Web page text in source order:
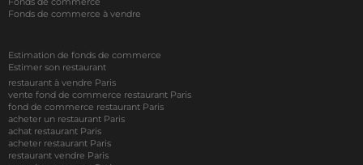
Fonds de commerce à vendre
Estimation de fonds de commerce
Estimer son restaurant
restaurant à vendre Paris
vente fond de commerce restaurant Paris
fond de commerce restaurant Paris
acheter un restaurant Paris
achat restaurant Paris
acheter restaurant Paris
restaurant vendre Paris